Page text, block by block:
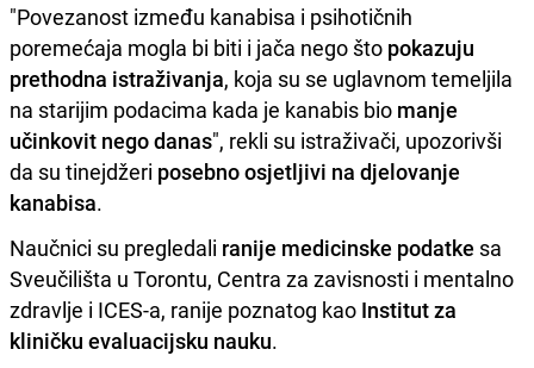
"Povezanost između kanabisa i psihotičnih
poremećaja mogla bi biti i jača nego što pokazuju
prethodna istraživanja, koja su se uglavnom temeljila
na starijim podacima kada je kanabis bio manje
učinkovit nego danas", rekli su istraživači, upozorivši
da su tinejdžeri posebno osjetljivi na djelovanje
kanabisa.
Naučnici su pregledali ranije medicinske podatke sa
Sveučilišta u Torontu, Centra za zavisnosti i mentalno
zdravlje i ICES-a, ranije poznatog kao Institut za
kliničku evaluacijsku nauku.